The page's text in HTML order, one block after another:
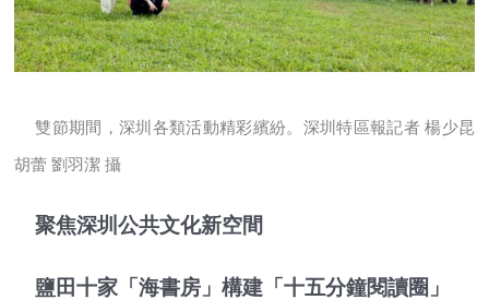
雙節期間，深圳各類活動精彩繽紛。深圳特區報記者 楊少昆
胡蕾 劉羽潔 攝
聚焦深圳公共文化新空間
鹽田十家「海書房」構建「十五分鐘閱讀圈」